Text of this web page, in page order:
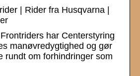
| Rider fra Husqvarna |
har Centerstyring
manøvredygtighed og gør
rundt om forhindringer som